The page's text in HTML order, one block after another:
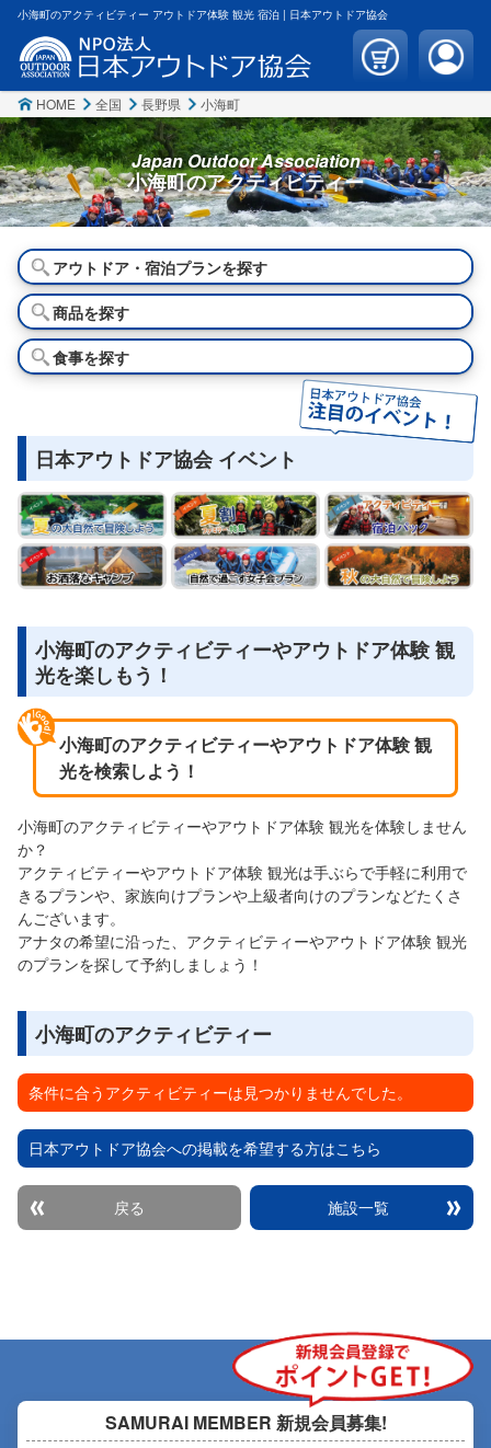
小海町のアクティビティー アウトドア体験 観光 宿泊 | 日本アウトドア協会
HOME 全国 長野県 小海町
Japan Outdoor Association
小海町のアクティビティー
アウトドア・宿泊プランを探す
商品を探す
食事を探す
日本アウトドア協会 イベント
小海町のアクティビティーやアウトドア体験 観
光を楽しもう！
小海町のアクティビティーやアウトドア体験 観
光を検索しよう！
小海町のアクティビティーやアウトドア体験 観光を体験しません
か？
アクティビティーやアウトドア体験 観光は手ぶらで手軽に利用で
きるプランや、家族向けプランや上級者向けのプランなどたくさ
んございます。
アナタの希望に沿った、アクティビティーやアウトドア体験 観光
のプランを探して予約しましょう！
小海町のアクティビティー
条件に合うアクティビティーは見つかりませんでした。
日本アウトドア協会への掲載を希望する方はこちら
戻る 施設一覧
SAMURAI MEMBER 新規会員募集!